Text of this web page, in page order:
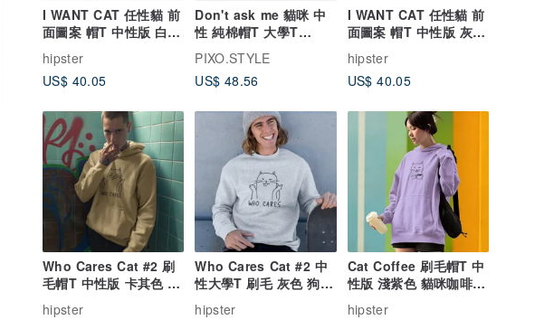
I WANT CAT 任性貓 前
面圖案 帽T 中性版 白色
刷毛 動物 禮物
hipster
US$ 40.05
Don't ask me 貓咪 中
性 純棉帽T 大學T
PU011
PIXO.STYLE
US$ 48.56
I WANT CAT 任性貓 前
面圖案 帽T 中性版 灰色
刷毛 動物 禮物
hipster
US$ 40.05
Who Cares Cat #2 刷
毛帽T 中性版 卡其色 秋
冬聖誕禮物貓咪工裝
hipster
Who Cares Cat #2 中
性大學T 刷毛 灰色 狗貓
毛小孩禮物聖誕貓日
hipster
Cat Coffee 刷毛帽T 中
性版 淺紫色 貓咪咖啡趣
味貓之日禮物秋冬
hipster